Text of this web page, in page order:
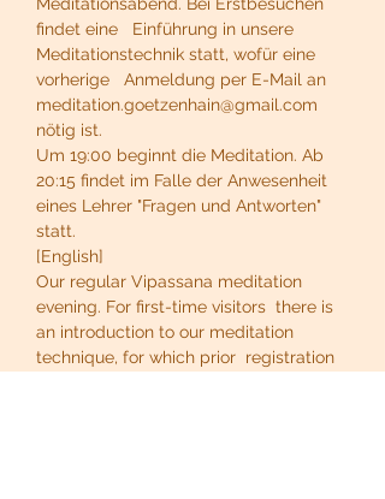
findet eine   Einführung in unsere
Meditationstechnik statt, wofür eine
vorherige   Anmeldung per E-Mail an
meditation.goetzenhain@gmail.com
nötig ist.
Um 19:00 beginnt die Meditation. Ab
20:15 findet im Falle der Anwesenheit
eines Lehrer "Fragen und Antworten"
statt.
[English]
Our regular Vipassana meditation
evening. For first-time visitors  there is
an introduction to our meditation
technique, for which prior  registration